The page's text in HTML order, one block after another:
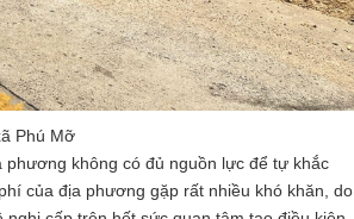
Phú Mỡ
không có đủ nguồn lực để tự khắc
của địa phương gặp rất nhiều khó khăn, do